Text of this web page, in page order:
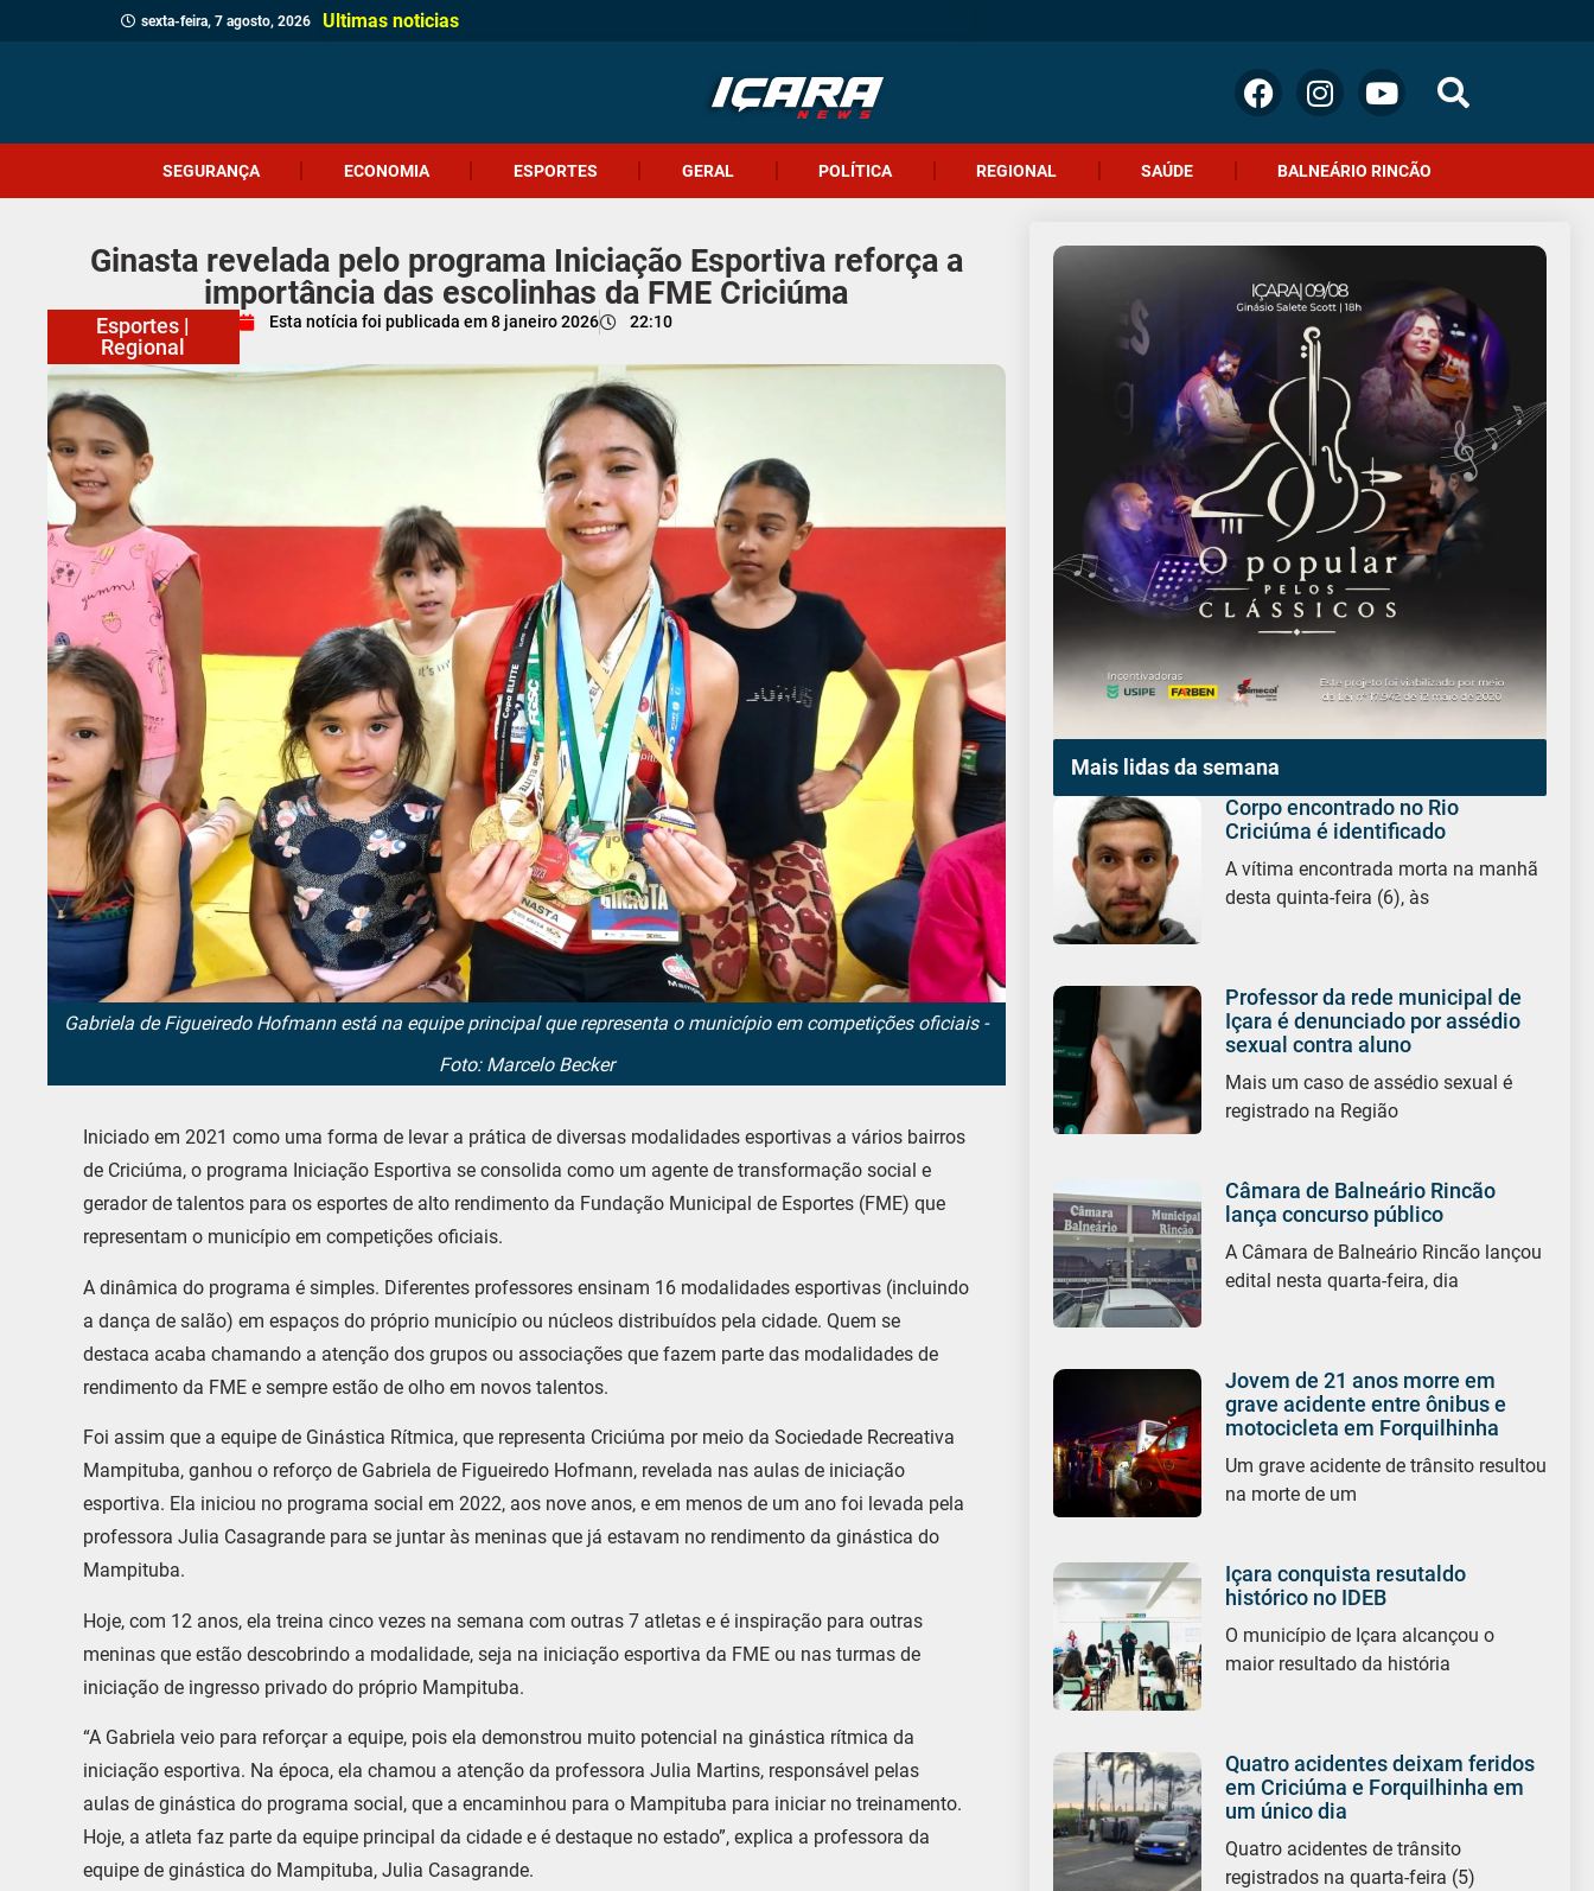
sexta-feira, 7 agosto, 2026 Ultimas noticias
SEGURANÇA ECONOMIA ESPORTES GERAL POLÍTICA REGIONAL SAÚDE BALNEÁRIO RINCÃO
Ginasta revelada pelo programa Iniciação Esportiva reforça a
importância das escolinhas da FME Criciúma
Esportes |
Regional
Esta notícia foi publicada em 8 janeiro 2026 22:10
Gabriela de Figueiredo Hofmann está na equipe principal que representa o município em competições oficiais -
Foto: Marcelo Becker
Iniciado em 2021 como uma forma de levar a prática de diversas modalidades esportivas a vários bairros
de Criciúma, o programa Iniciação Esportiva se consolida como um agente de transformação social e
gerador de talentos para os esportes de alto rendimento da Fundação Municipal de Esportes (FME) que
representam o município em competições oficiais.
A dinâmica do programa é simples. Diferentes professores ensinam 16 modalidades esportivas (incluindo
a dança de salão) em espaços do próprio município ou núcleos distribuídos pela cidade. Quem se
destaca acaba chamando a atenção dos grupos ou associações que fazem parte das modalidades de
rendimento da FME e sempre estão de olho em novos talentos.
Foi assim que a equipe de Ginástica Rítmica, que representa Criciúma por meio da Sociedade Recreativa
Mampituba, ganhou o reforço de Gabriela de Figueiredo Hofmann, revelada nas aulas de iniciação
esportiva. Ela iniciou no programa social em 2022, aos nove anos, e em menos de um ano foi levada pela
professora Julia Casagrande para se juntar às meninas que já estavam no rendimento da ginástica do
Mampituba.
Hoje, com 12 anos, ela treina cinco vezes na semana com outras 7 atletas e é inspiração para outras
meninas que estão descobrindo a modalidade, seja na iniciação esportiva da FME ou nas turmas de
iniciação de ingresso privado do próprio Mampituba.
“A Gabriela veio para reforçar a equipe, pois ela demonstrou muito potencial na ginástica rítmica da
iniciação esportiva. Na época, ela chamou a atenção da professora Julia Martins, responsável pelas
aulas de ginástica do programa social, que a encaminhou para o Mampituba para iniciar no treinamento.
Hoje, a atleta faz parte da equipe principal da cidade e é destaque no estado”, explica a professora da
equipe de ginástica do Mampituba, Julia Casagrande.
Mais lidas da semana
Corpo encontrado no Rio
Criciúma é identificado
A vítima encontrada morta na manhã
desta quinta-feira (6), às
Professor da rede municipal de
Içara é denunciado por assédio
sexual contra aluno
Mais um caso de assédio sexual é
registrado na Região
Câmara de Balneário Rincão
lança concurso público
A Câmara de Balneário Rincão lançou
edital nesta quarta-feira, dia
Jovem de 21 anos morre em
grave acidente entre ônibus e
motocicleta em Forquilhinha
Um grave acidente de trânsito resultou
na morte de um
Içara conquista resutaldo
histórico no IDEB
O município de Içara alcançou o
maior resultado da história
Quatro acidentes deixam feridos
em Criciúma e Forquilhinha em
um único dia
Quatro acidentes de trânsito
registrados na quarta-feira (5)